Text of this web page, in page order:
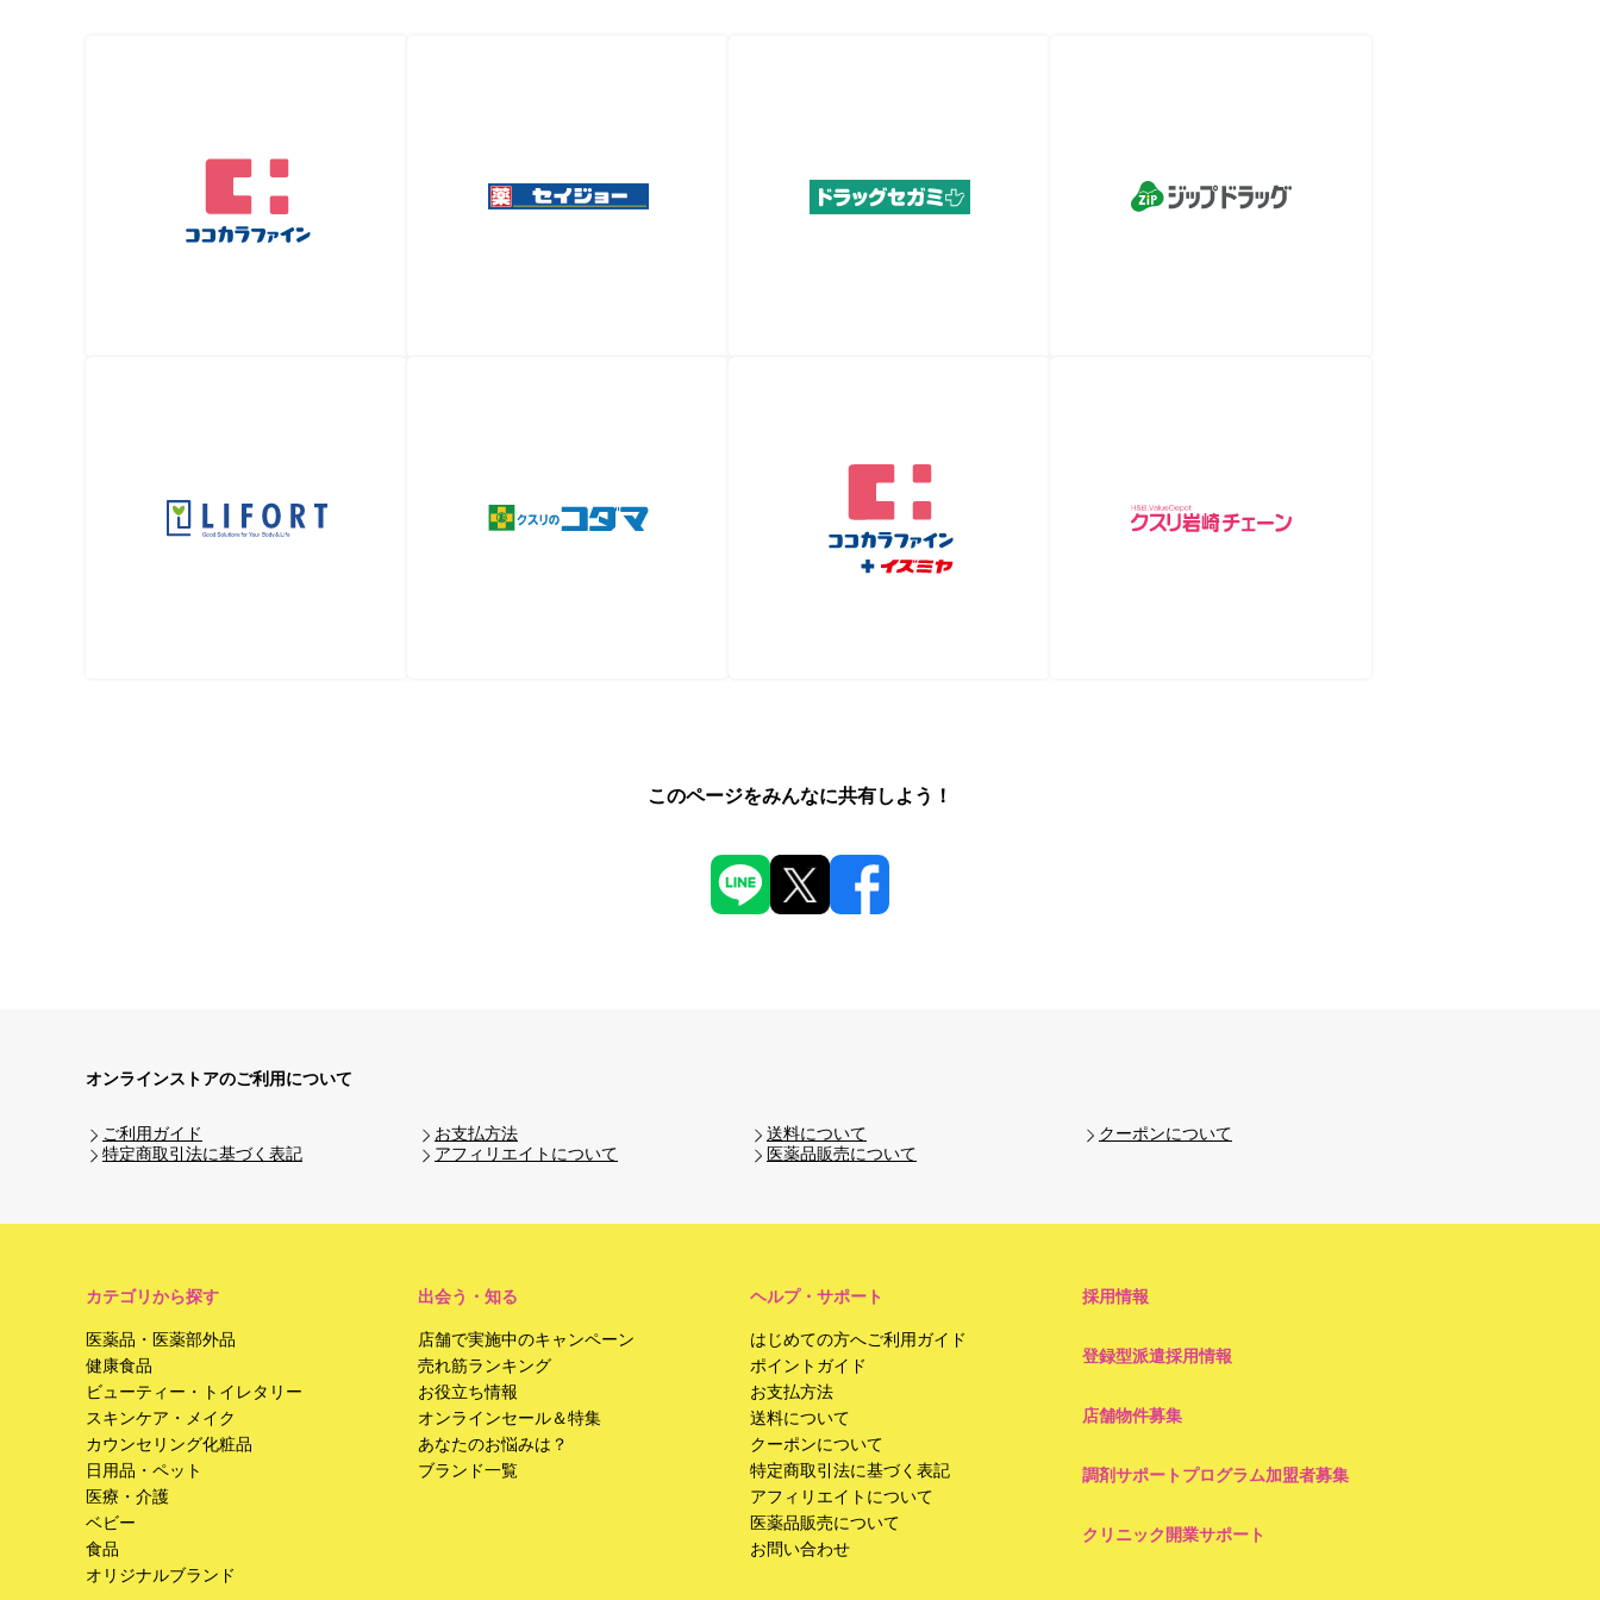
このページをみんなに共有しよう！
オンラインストアのご利用について
ご利用ガイド お支払方法 送料について
クーポンについて
特定商取引法に基づく表記
アフィリエイトについて 医薬品販売について
カテゴリから探す
医薬品・医薬部外品
健康食品
ビューティー・トイレタリー
スキンケア・メイク
カウンセリング化粧品
日用品・ペット
医療・介護
ベビー
食品
オリジナルブランド
出会う・知る
店舗で実施中のキャンペーン
売れ筋ランキング
お役立ち情報
オンラインセール＆特集
あなたのお悩みは？
ブランド一覧
ヘルプ・サポート
はじめての方へご利用ガイド
ポイントガイド
お支払方法
送料について
クーポンについて
特定商取引法に基づく表記
アフィリエイトについて
医薬品販売について
お問い合わせ
採用情報
登録型派遣採用情報
店舗物件募集
調剤サポートプログラム加盟者募集
クリニック開業サポート